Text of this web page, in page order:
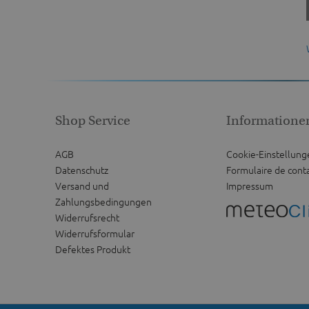
Shop Service
AGB
Datenschutz
Versand und
Zahlungsbedingungen
Widerrufsrecht
Widerrufsformular
Defektes Produkt
Cookie-
Formulaire de
Impressum